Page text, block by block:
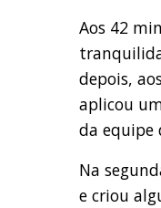
Aos 42
depois,
aplicou
da equipe
Na
e criou